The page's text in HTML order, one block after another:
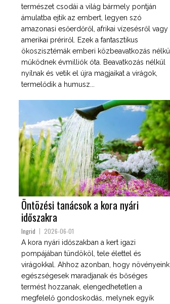
természet csodái a világ bármely pontján
ámulatba ejtik az embert, legyen szó
amazonasi esőerdőről, afrikai vízesésről vagy
amerikai prériről. Ezek a fantasztikus
ökoszisztémák emberi közbeavatkozás nélkül
működnek évmilliók óta. Beavatkozás nélkül
nyílnak és vetik el újra magjaikat a virágok,
termelődik a humusz...
Öntözési tanácsok a kora nyári
időszakra
Ingrid 2026-06-01
A kora nyári időszakban a kert igazi
pompájában tündököl, tele élettel és
virágokkal. Ahhoz azonban, hogy növényeink
egészségesek maradjanak és bőséges
termést hozzanak, elengedhetetlen a
megfelelő gondoskodás, melynek egyik